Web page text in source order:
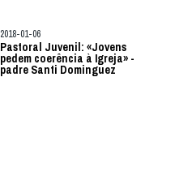
2018-01-06
Pastoral Juvenil: «Jovens
pedem coerência à Igreja» -
padre Santi Dominguez